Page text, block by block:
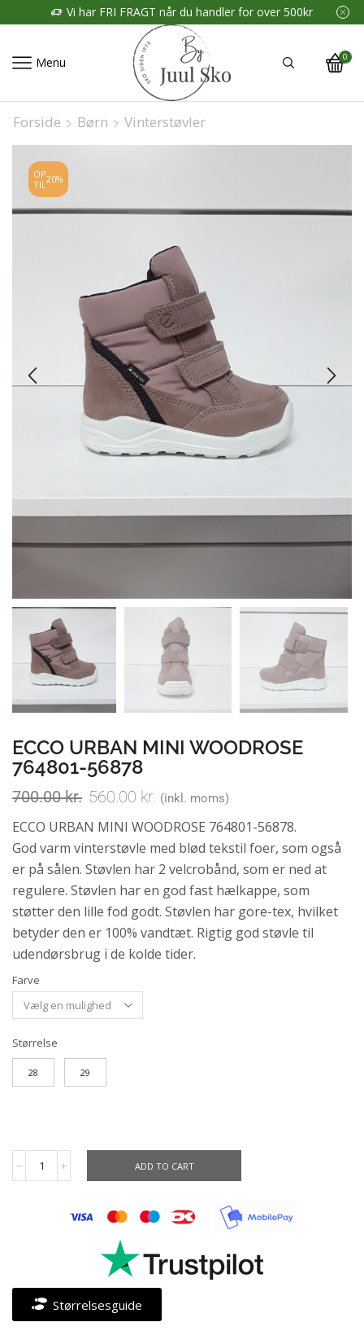
Vi har FRI FRAGT når du handler for over 500kr
Menu 0
Forside Børn Vinterstøvler
OP
TIL 20%
ECCO URBAN MINI WOODROSE
764801-56878
700.00kr. 560.00 kr. (inkl. moms)
ECCO URBAN MINI WOODROSE 764801-56878.
God varm vinterstøvle med blød tekstil foer, som også
er på sålen. Støvlen har 2 velcrobånd, som er ned at
regulere. Støvlen har en god fast hælkappe, som
støtter den lille fod godt. Støvlen har gore-tex, hvilket
betyder den er 100% vandtæt. Rigtig god støvle til
udendørsbrug i de kolde tider.
Farve
Størrelse
28 29
ADD TO CART
Størrelsesguide